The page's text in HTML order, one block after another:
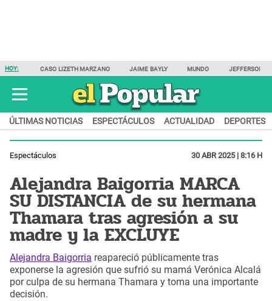
HOY: CASO LIZETH MARZANO JAIME BAYLY MUNDO JEFFERSON
ÚLTIMAS NOTICIAS ESPECTÁCULOS ACTUALIDAD DEPORTES
Espectáculos 30 ABR 2025 | 8:16 H
Alejandra Baigorria MARCA
SU DISTANCIA de su hermana
Thamara tras agresión a su
madre y la EXCLUYE
Alejandra Baigorria reapareció públicamente tras
exponerse la agresión que sufrió su mamá Verónica Alcalá
por culpa de su hermana Thamara y toma una importante
decisión.